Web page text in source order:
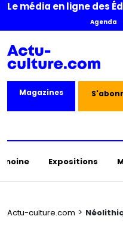
Le média en ligne des
Agenda
Magazines
Expositions
Actu-culture.com >